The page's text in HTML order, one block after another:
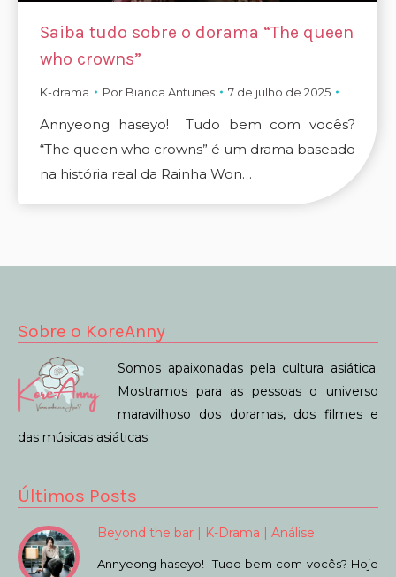
Saiba tudo sobre o dorama “The queen
who crowns”
K-drama Por Bianca Antunes 7 de julho de 2025
Annyeong haseyo! Tudo bem com vocês?
“The queen who crowns” é um drama baseado
na história real da Rainha Won…
Sobre o KoreAnny
Somos apaixonadas pela cultura asiática.
Mostramos para as pessoas o universo
maravilhoso dos doramas, dos filmes e
das músicas asiáticas.
Últimos Posts
Beyond the bar | K-Drama | Análise
Annyeong haseyo! Tudo bem com vocês? Hoje